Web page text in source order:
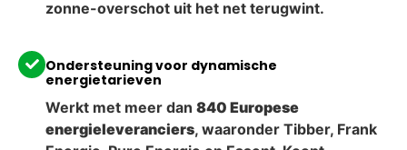
zonne-overschot uit het net terugwint.
Ondersteuning voor dynamische
energietarieven
Werkt met meer dan 840 Europese
energieleveranciers, waaronder Tibber, Frank